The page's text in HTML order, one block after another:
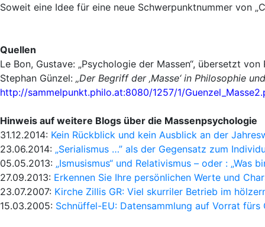
Soweit eine Idee für eine neue Schwerpunktnummer von
Quellen
Le Bon, Gustave: „Psychologie der Massen“, übersetzt
Stephan Günzel: „Der Begriff der ‚Masse‘ in Philosophie
http://sammelpunkt.philo.at:8080/1257/1/
Hinweis auf weitere Blogs über die Massenpsychologie
31.12.2014: Kein Rückblick und kein Ausblick an der
23.06.2014: „Serialismus …” als der Gegensatz zum
05.05.2013: „Ismusismus“ und Relativismus – oder : „Was
27.09.2013: Erkennen Sie Ihre persönlichen Werte und
23.07.2007: Kirche Zillis GR: Viel skurriler Betrieb im
15.03.2005: Schnüffel-EU: Datensammlung auf Vorrat fürs